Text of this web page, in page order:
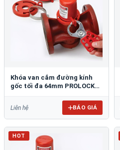
Khóa van cắm đường kính
gốc tối đa 64mm PROLOCKEY
Liên hệ BÁO GIÁ
HOT